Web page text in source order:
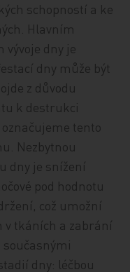
schopností a ke
Hlavním
dny je
dny může být
z důvodu
k destrukci
tento
Nezbytnou
dny je snížení
pod hodnotu
což umožní
v tkáních a zabrání
současnými
dny: léčbou